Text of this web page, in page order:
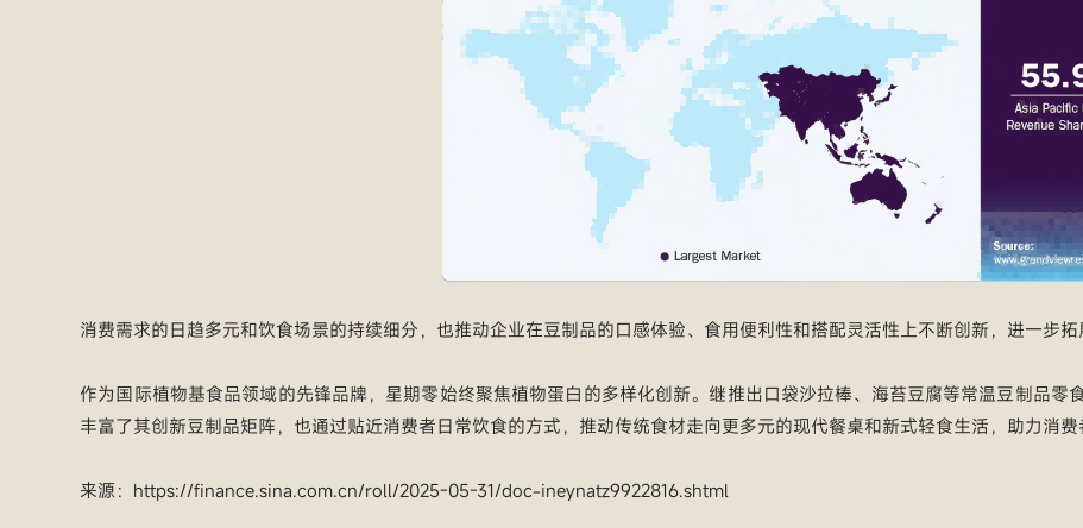
消费需求的日趋多元和饮食场景的持续细分，也推动企业在豆制品的口感体验、食用便利性和搭配灵活性上不断创新，进一步拓
作为国际植物基食品领域的先锋品牌，星期零始终聚焦植物蛋白的多样化创新。继推出口袋沙拉棒、海苔豆腐等常温豆制品零
丰富了其创新豆制品矩阵，也通过贴近消费者日常饮食的方式，推动传统食材走向更多元的现代餐桌和新式轻食生活，助力消
来源：https://finance.sina.com.cn/roll/2025-05-31/doc-ineynatz9922816.shtml